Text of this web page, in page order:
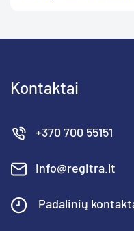
Kontaktai
+370 700 55151
info@regitra.lt
Padalinių